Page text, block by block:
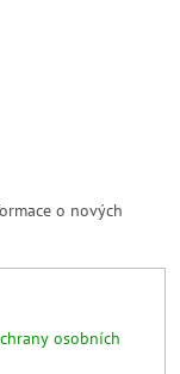
o nových
osobních